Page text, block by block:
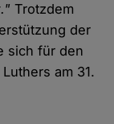
Trotzdem
der
sich für den
am 31.